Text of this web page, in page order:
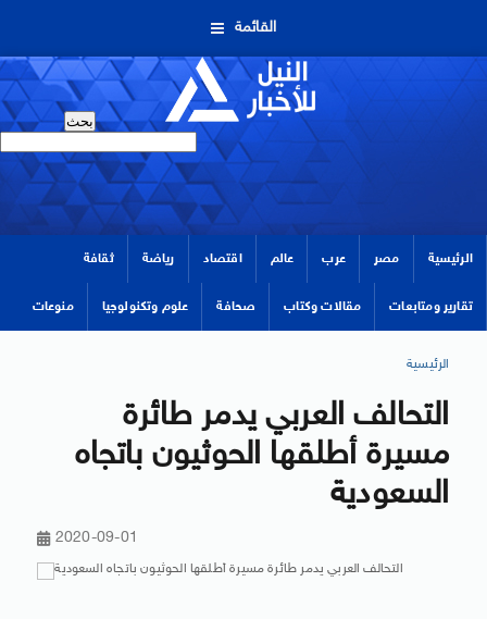
القائمة
الرئيسية مصر عرب عالم اقتصاد رياضة ثقافة
تقارير ومتابعات مقالات وكتاب صحافة علوم وتكنولوجيا منوعات
الرئيسية
التحالف العربي يدمر طائرة
مسيرة أطلقها الحوثيون باتجاه
السعودية
2020-09-01